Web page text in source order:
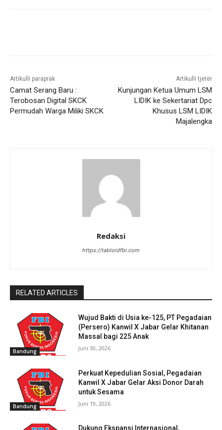
Artikulli paraprak
Camat Serang Baru :
Terobosan Digital SKCK
Permudah Warga Miliki SKCK
Artikulli tjetër
Kunjungan Ketua Umum LSM
LIDIK ke Sekertariat Dpc
Khusus LSM LIDIK
Majalengka
Redaksi
https://tabloidfbi.com
RELATED ARTICLES
Bandung
Wujud Bakti di Usia ke-125, PT Pegadaian
(Persero) Kanwil X Jabar Gelar Khitanan
Massal bagi 225 Anak
Juni 30, 2026
Bandung
Perkuat Kepedulian Sosial, Pegadaian
Kanwil X Jabar Gelar Aksi Donor Darah
untuk Sesama
Juni 19, 2026
Dukung Ekspansi Internasional,